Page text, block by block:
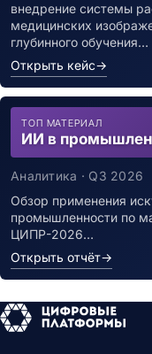
внедрение системы
медицинских
глубинного обучения…
Открыть кейс→
ТОП МАТЕРИАЛ
ИИ в
Аналитика · Q3 2026
Обзор применения
промышленности по
ЦИПР-2026…
Открыть отчёт→